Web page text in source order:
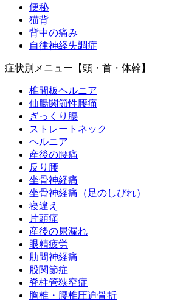
便秘
猫背
背中の痛み
自律神経失調症
症状別メニュー【頭・首・体幹】
椎間板ヘルニア
仙腸関節性腰痛
ぎっくり腰
ストレートネック
ヘルニア
産後の腰痛
反り腰
坐骨神経痛
坐骨神経痛（足のしびれ）
寝違え
片頭痛
産後の尿漏れ
眼精疲労
肋間神経痛
股関節症
脊柱管狭窄症
胸椎・腰椎圧迫骨折